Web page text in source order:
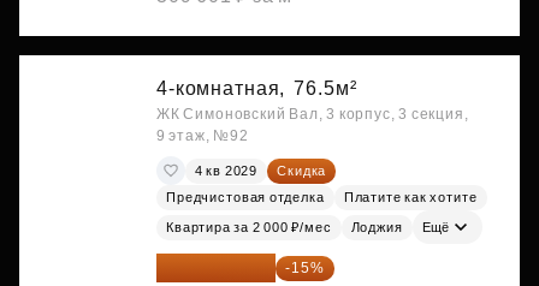
4-комнатная, 76.5м²
ЖК Симоновский Вал, 3 корпус, 3 секция,
9 этаж, №92
4 кв 2029
Скидка
Предчистовая отделка
Платите как хотите
Квартира за 2 000 ₽/мес Лоджия Ещё
40 269 983 ₽ -15%